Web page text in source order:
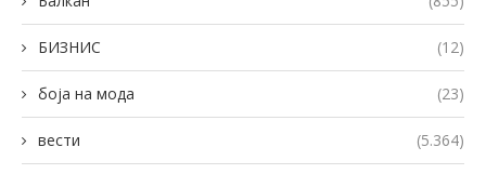
БИЗНИС (12)
боја на мода (23)
вести (5.364)